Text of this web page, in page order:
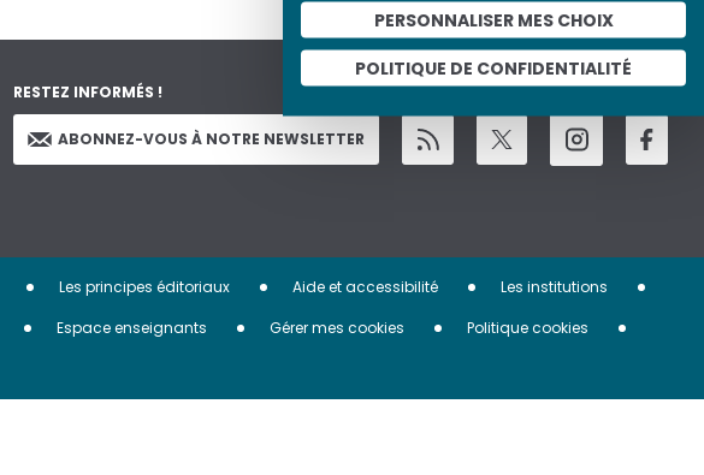
PERSONNALISER MES CHOIX
POLITIQUE DE CONFIDENTIALITÉ
RESTEZ INFORMÉS !
ABONNEZ-VOUS À NOTRE NEWSLETTER
Les principes éditoriaux Aide et accessibilité
Les institutions
Espace enseignants Gérer mes cookies
Politique cookies